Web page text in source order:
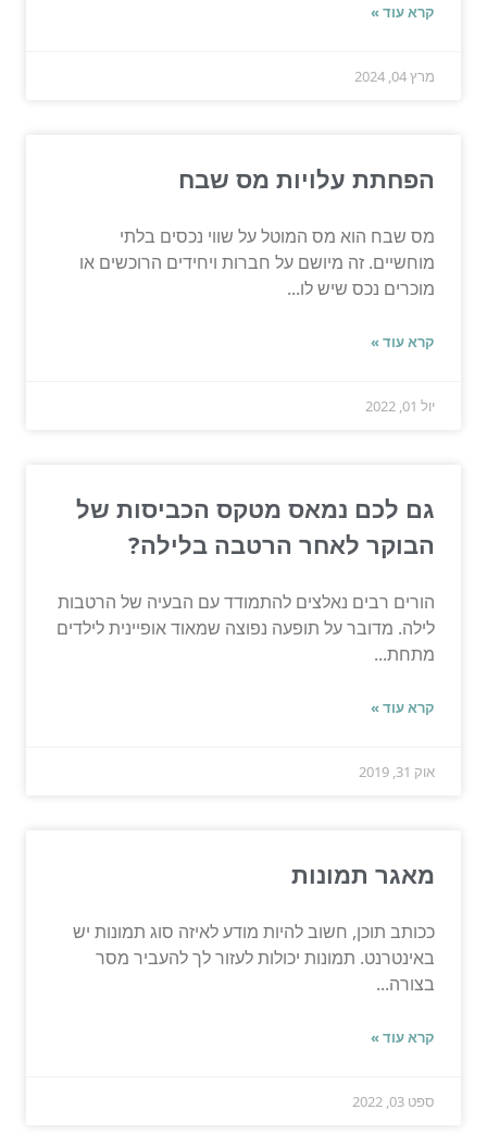
קרא עוד »
מרץ 04, 2024
הפחתת עלויות מס שבח
מס שבח הוא מס המוטל על שווי נכסים בלתי
מוחשיים. זה מיושם על חברות ויחידים הרוכשים או
מוכרים נכס שיש לו...
קרא עוד »
יול 01, 2022
גם לכם נמאס מטקס הכביסות של
הבוקר לאחר הרטבה בלילה?
הורים רבים נאלצים להתמודד עם הבעיה של הרטבות
לילה. מדובר על תופעה נפוצה שמאוד אופיינית לילדים
מתחת...
קרא עוד »
אוק 31, 2019
מאגר תמונות
ככותב תוכן, חשוב להיות מודע לאיזה סוג תמונות יש
באינטרנט. תמונות יכולות לעזור לך להעביר מסר
בצורה...
קרא עוד »
ספט 03, 2022